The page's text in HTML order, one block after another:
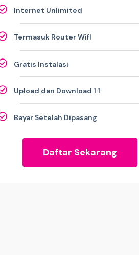
Internet Unlimited
Termasuk Router WifI
Gratis Instalasi
Upload dan Download 1:1
Bayar Setelah Dipasang
Daftar Sekarang